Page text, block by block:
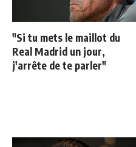
"Si tu mets le maillot du
Real Madrid un jour,
j'arrête de te parler"